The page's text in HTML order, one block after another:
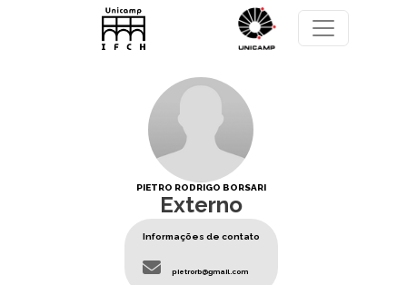
Pular para o conteúdo principal
PIETRO RODRIGO BORSARI
Externo
Informações de contato
pietrorb@gmail.com